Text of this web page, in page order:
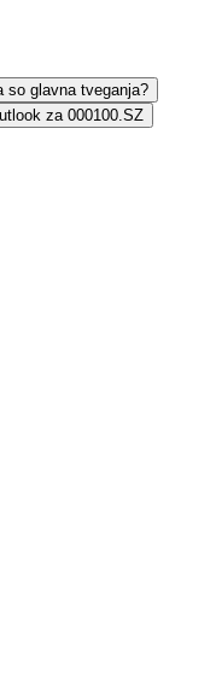
so glavna tveganja?
za 000100.SZ